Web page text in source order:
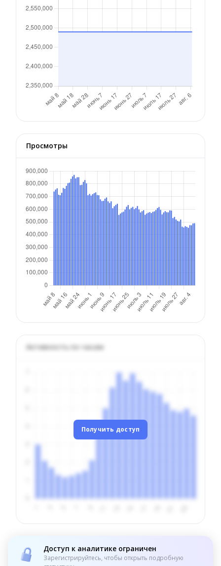
Просмотры
Активность по часам
Получить доступ
Доступ к аналитике ограничен
Зарегистрируйтесь, чтобы открыть подробную